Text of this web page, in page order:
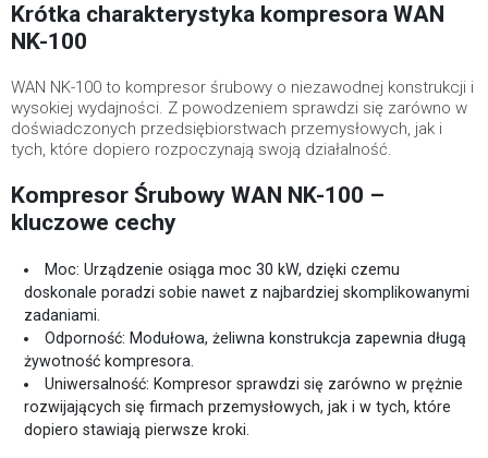
Krótka charakterystyka kompresora WAN
NK-100
WAN NK-100 to kompresor śrubowy o niezawodnej konstrukcji i
wysokiej wydajności. Z powodzeniem sprawdzi się zarówno w
doświadczonych przedsiębiorstwach przemysłowych, jak i
tych, które dopiero rozpoczynają swoją działalność.
Kompresor Śrubowy WAN NK-100 –
kluczowe cechy
Moc: Urządzenie osiąga moc 30 kW, dzięki czemu
doskonale poradzi sobie nawet z najbardziej skomplikowanymi
zadaniami.
Odporność: Modułowa, żeliwna konstrukcja zapewnia długą
żywotność kompresora.
Uniwersalność: Kompresor sprawdzi się zarówno w prężnie
rozwijających się firmach przemysłowych, jak i w tych, które
dopiero stawiają pierwsze kroki.